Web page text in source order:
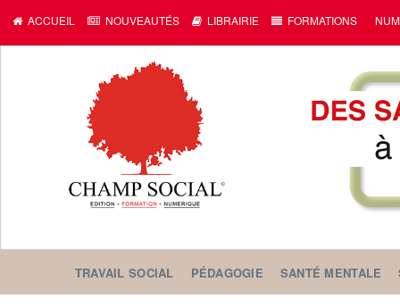
ACCUEIL NOUVEAUTÉS LIBRAIRIE FORMATIONS
TRAVAIL SOCIAL PÉDAGOGIE SANTÉ MENTALE